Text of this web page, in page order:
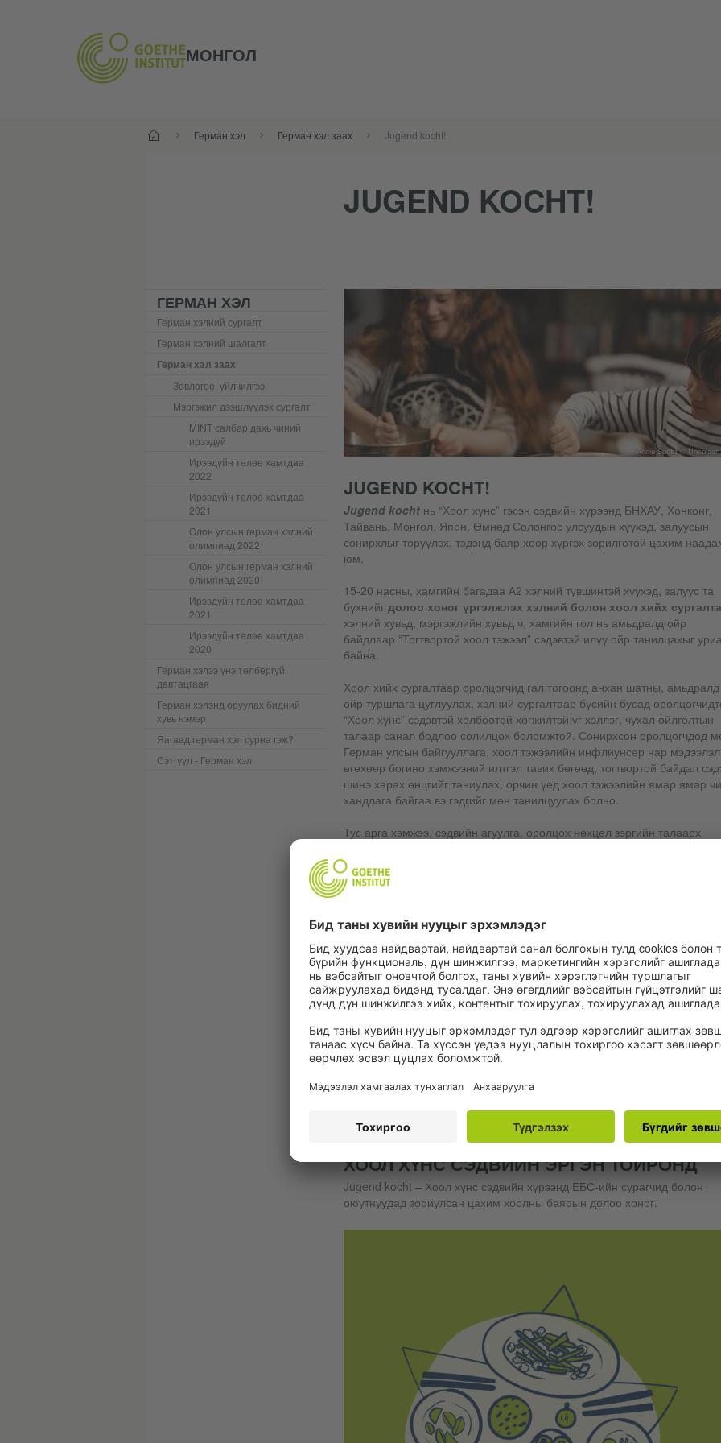
МОНГОЛ
Нүүр хуудасГерман хэл Герман хэл заах Jugend kocht!
ГЕРМАН ХЭЛ
Герман хэлний сургалт
Герман хэлний шалгалт
Герман хэл заах
Зөвлөгөө, үйлчилгээ
Мэргэжил дээшлүүлэх сургалт
MINT салбар дахь чиний
ирээдүй
Ирээдүйн төлөө хамтдаа
2022
Ирээдүйн төлөө хамтдаа
2021
Олон улсын герман хэлний
олимпиад 2022
Олон улсын герман хэлний
олимпиад 2020
Ирээдүйн төлөө хамтдаа
2021
Ирээдүйн төлөө хамтдаа
2020
Герман хэлээ үнэ төлбөргүй
давтацгаая
Герман хэлэнд оруулах бидний
хувь нэмэр
Яагаад герман хэл сурна гэж?
Сэтгүүл - Герман хэл
JUGEND KOCHT!
Annie Spratt ©
JUGEND KOCHT!
Jugend kocht нь “Хоол хүнс” гэсэн сэдвийн хүрээнд БНХАУ, Хонконг,
Тайвань, Монгол, Япон, Өмнөд Солонгос улсуудын хүүхэд, залуусын
сонирхлыг төрүүлэх, тэдэнд баяр хөөр хүргэх зорилготой цахим
юм.
15-20 насны, хамгийн багадаа А2 хэлний түвшинтэй хүүхэд, залуус та
бүхнийг долоо хоног үргэлжлэх хэлний болон хоол хийх
хэлний хувьд, мэргэжлийн хувьд ч, хамгийн гол нь амьдралд ойр
байдлаар “Тогтвортой хоол тэжээл” сэдэвтэй илүү ойр танилцахыг
байна.
Хоол хийх сургалтаар оролцогчид гал тогоонд анхан шатны, амьдралд
ойр туршлага цуглуулах, хэлний сургалтаар бүсийн бусад
“Хоол хүнс” сэдэвтэй холбоотой хөгжилтэй үг хэллэг, чухал ойлголтын
талаар санал бодлоо солилцох боломжтой. Сонирхсон оролцогчдод
Герман улсын байгууллага, хоол тэжээлийн инфлиунсер нар мэдээлэл
өгөхөөр богино хэмжээний илтгэл тавих бөгөөд, тогтвортой байдал
шинэ харах өнцгийг таниулах, орчин үед хоол тэжээлийн ямар ямар
хандлага байгаа вэ гэдгийг мөн танилцуулах болно.
Тус арга хэмжээ, сэдвийн агуулга, оролцох нөхцөл зэргийн талаарх
гаргаж байх болно.
НААДМЫН БҮРТГЭЛ БОЛОН ХЭРЭГЖИХ
ЯВЦ
Хэн оролцох боломжтой вэ?
Хэрхэн оролцох вэ?
Хугацаа
Сэдвүүд, зочид
Хоолны баярын долоо хоногийн цагийн
Бүртгэлийн материал
ХООЛ ХҮНС СЭДВИЙН ЭРГЭН ТОЙРОНД
Jugend kocht – Хоол хүнс сэдвийн хүрээнд ЕБС-ийн сурагчид болон
оюутнуудад зориулсан цахим хоолны баярын долоо хоног.